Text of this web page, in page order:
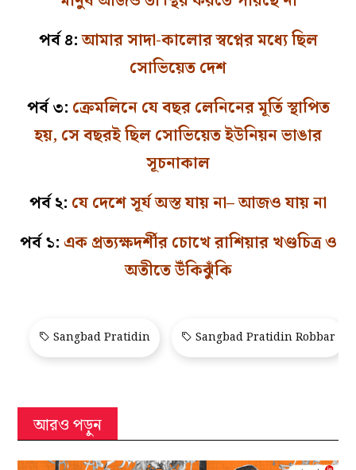
পর্ব ৪:আমার সাদা-কালোর স্বপ্নের মধ্যে ছিল
সোভিয়েত দেশ
পর্ব ৩: ক্রেমলিনে যে বছর লেনিনের মূর্তি স্থাপিত
হয়, সে বছরই ছিল সোভিয়েত ইউনিয়ন ভাঙার
সূচনাকাল
পর্ব ২: যে দেশে সূর্য অস্ত যায় না– আজও যায় না
পর্ব ১: এক প্রত্যক্ষদর্শীর চোখে রাশিয়ার খণ্ডচিত্র ও
অতীতে উঁকিঝুঁকি
Sangbad Pratidin Sangbad Pratidin Robbar
আরও পড়ুন